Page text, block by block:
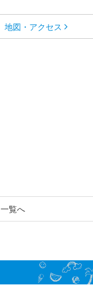
地図・アクセス
覧へ